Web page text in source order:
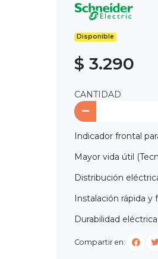
Disponible
$ 3.290
CANTIDAD
Indicador frontal
Mayor vida útil
Distribución
Instalación rápida y
Durabilidad
Compartir en: